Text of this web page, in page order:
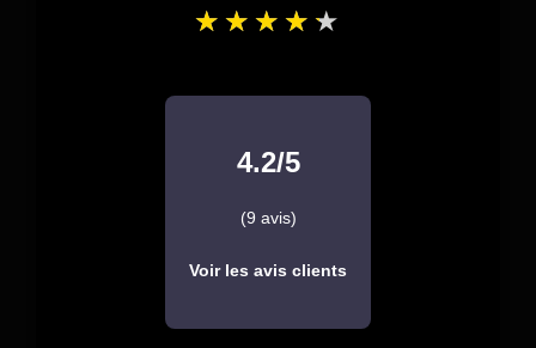
4.2/5
(9 avis)
Voir les avis clients